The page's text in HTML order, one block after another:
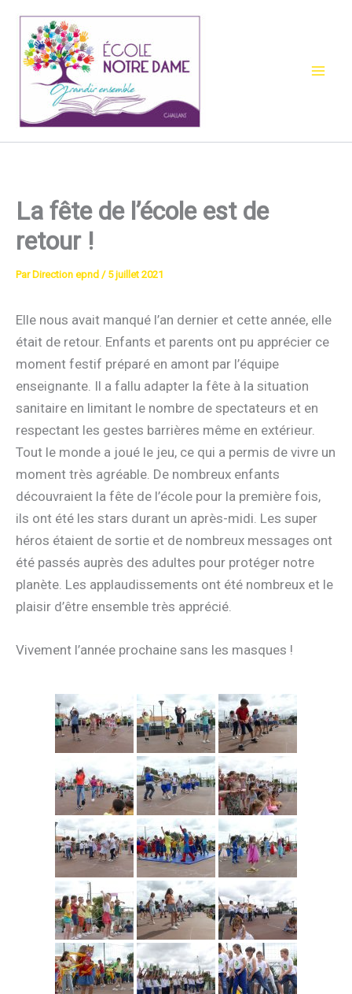
contenu
La fête de l’école est de
retour !
Par Direction epnd / 5 juillet 2021
Elle nous avait manqué l’an dernier et cette année, elle
était de retour. Enfants et parents ont pu apprécier ce
moment festif préparé en amont par l’équipe
enseignante. Il a fallu adapter la fête à la situation
sanitaire en limitant le nombre de spectateurs et en
respectant les gestes barrières même en extérieur.
Tout le monde a joué le jeu, ce qui a permis de vivre un
moment très agréable. De nombreux enfants
découvraient la fête de l’école pour la première fois,
ils ont été les stars durant un après-midi. Les super
héros étaient de sortie et de nombreux messages ont
été passés auprès des adultes pour protéger notre
planète. Les applaudissements ont été nombreux et le
plaisir d’être ensemble très apprécié.
Vivement l’année prochaine sans les masques !